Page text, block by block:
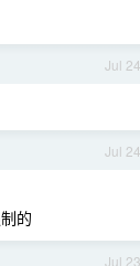
Jul 24
Jul 24
的
Jul 23